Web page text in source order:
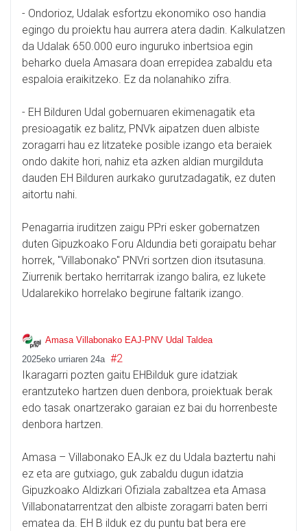
- Ondorioz, Udalak esfortzu ekonomiko oso handia
egingo du proiektu hau aurrera atera dadin. Kalkulatzen
da Udalak 650.000 euro inguruko inbertsioa egin
beharko duela Amasara doan errepidea zabaldu eta
espaloia eraikitzeko. Ez da nolanahiko zifra.
- EH Bilduren Udal gobernuaren ekimenagatik eta
presioagatik ez balitz, PNVk aipatzen duen albiste
zoragarri hau ez litzateke posible izango eta beraiek
ondo dakite hori, nahiz eta azken aldian murgilduta
dauden EH Bilduren aurkako gurutzadagatik, ez duten
aitortu nahi.
Penagarria iruditzen zaigu PPri esker gobernatzen
duten Gipuzkoako Foru Aldundia beti goraipatu behar
horrek, "Villabonako" PNVri sortzen dion itsutasuna.
Ziurrenik bertako herritarrak izango balira, ez lukete
Udalarekiko horrelako begirune faltarik izango.
Amasa Villabonako EAJ-PNV Udal Taldea
2025eko urriaren 24a #2
Ikaragarri pozten gaitu EHBilduk gure idatziak
erantzuteko hartzen duen denbora, proiektuak berak
edo tasak onartzerako garaian ez bai du horrenbeste
denbora hartzen.
Amasa – Villabonako EAJk ez du Udala baztertu nahi
ez eta are gutxiago, guk zabaldu dugun idatzia
Gipuzkoako Aldizkari Ofiziala zabaltzea eta Amasa
Villabonatarrentzat den albiste zoragarri baten berri
ematea da. EH B ilduk ez du puntu bat bera ere